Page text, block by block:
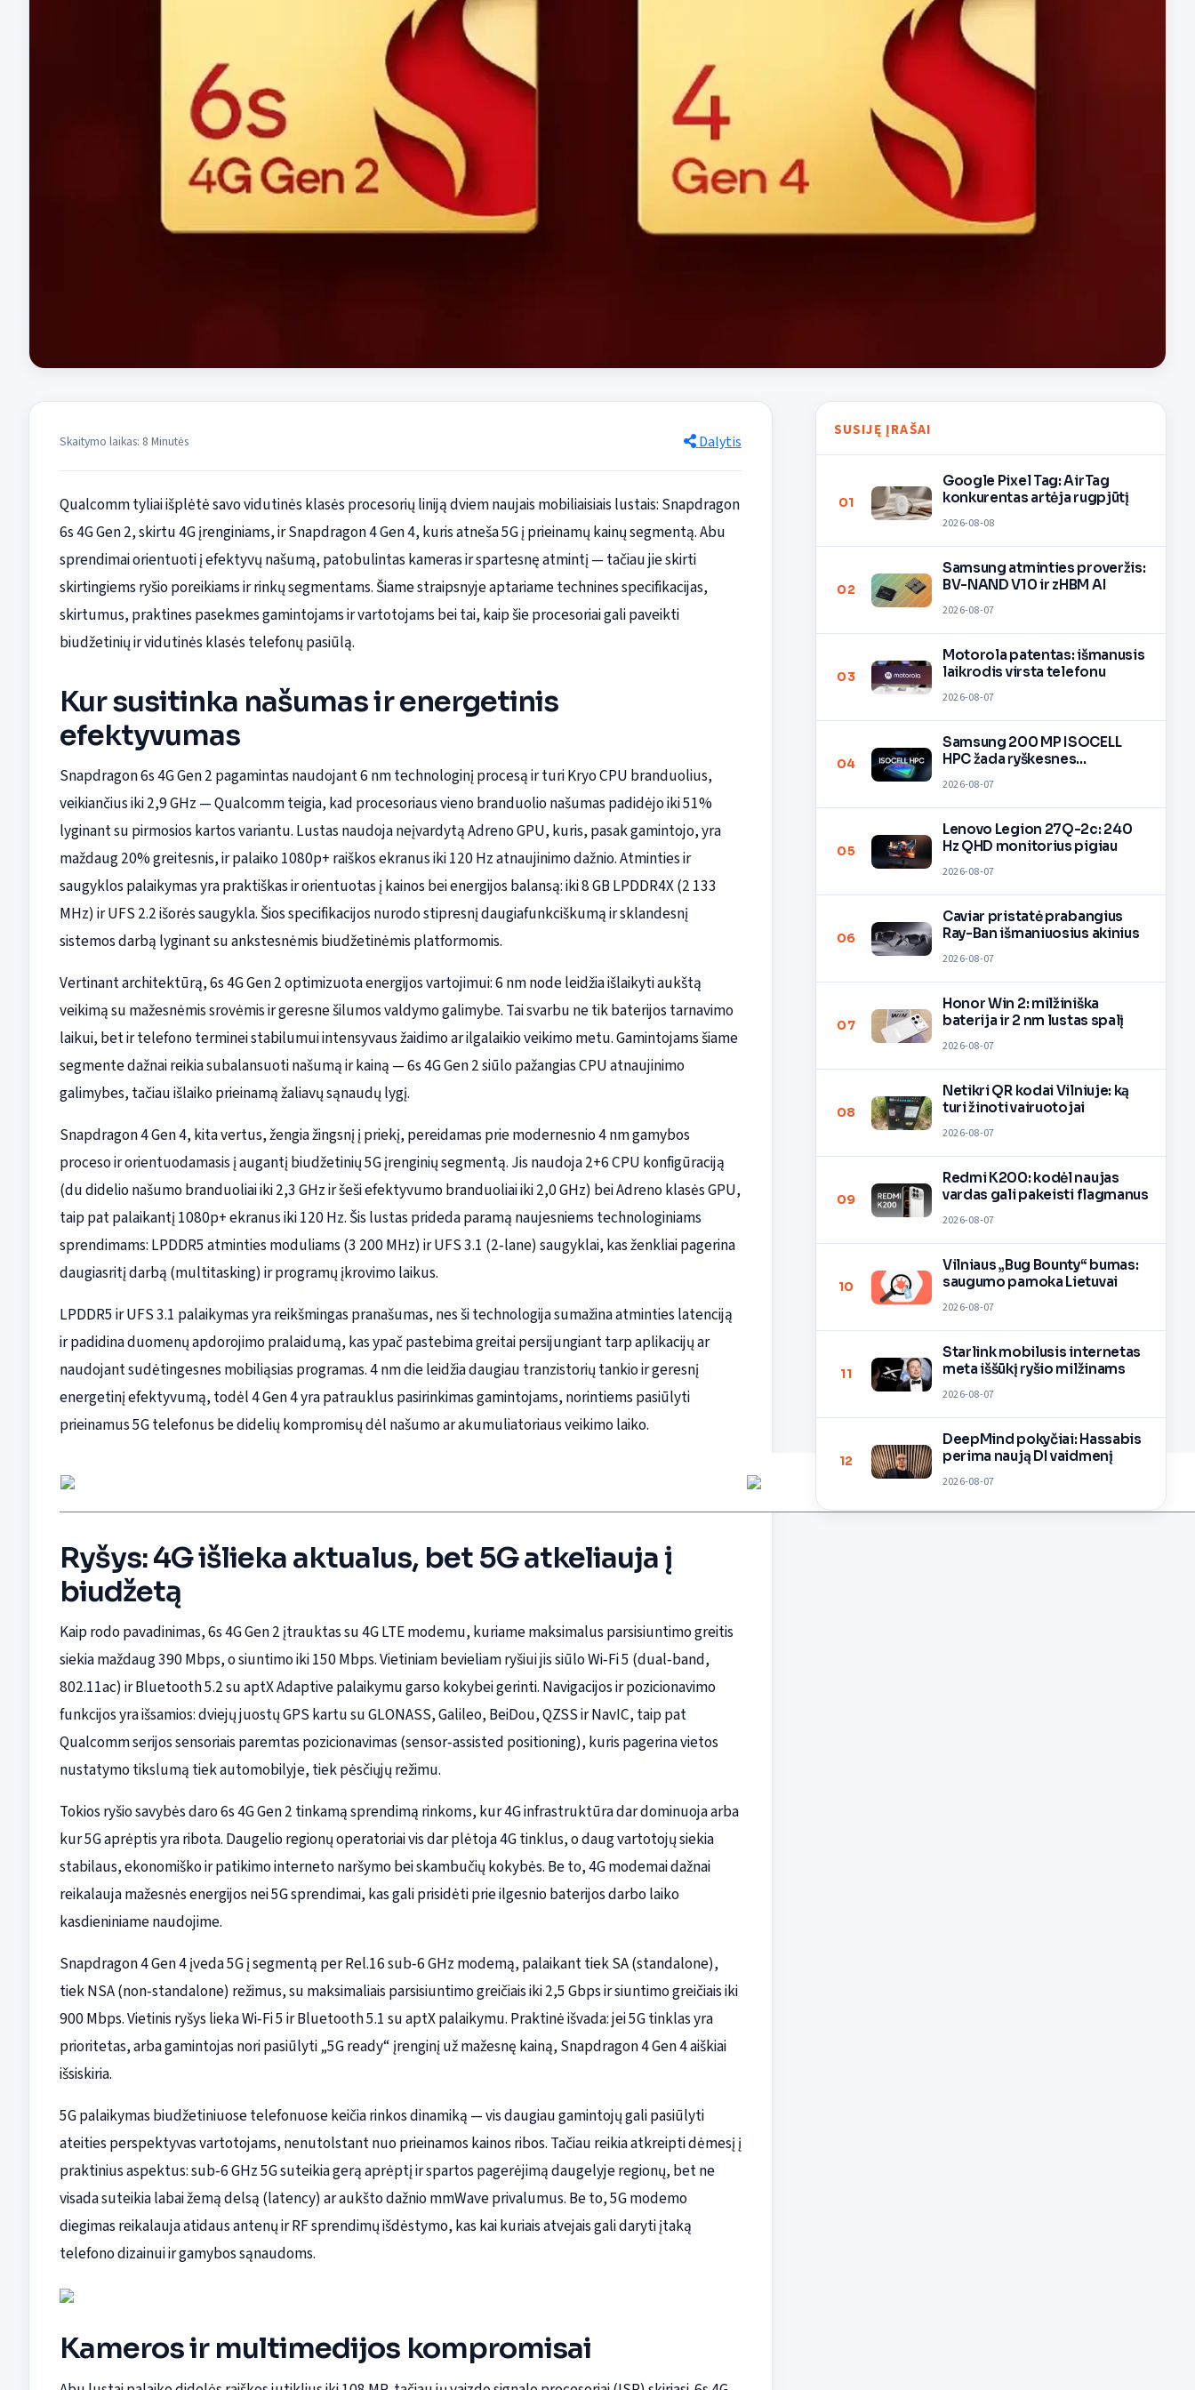
Skaitymo laikas: 8 Minutės Dalytis
Qualcomm tyliai išplėtė savo vidutinės klasės procesorių liniją dviem naujais mobiliaisiais lustais: Snapdragon
6s 4G Gen 2, skirtu 4G įrenginiams, ir Snapdragon 4 Gen 4, kuris atneša 5G į prieinamų kainų segmentą. Abu
sprendimai orientuoti į efektyvų našumą, patobulintas kameras ir spartesnę atmintį — tačiau jie skirti
skirtingiems ryšio poreikiams ir rinkų segmentams. Šiame straipsnyje aptariame technines specifikacijas,
skirtumus, praktines pasekmes gamintojams ir vartotojams bei tai, kaip šie procesoriai gali paveikti
biudžetinių ir vidutinės klasės telefonų pasiūlą.
Kur susitinka našumas ir energetinis
efektyvumas
Snapdragon 6s 4G Gen 2 pagamintas naudojant 6 nm technologinį procesą ir turi Kryo CPU branduolius,
veikiančius iki 2,9 GHz — Qualcomm teigia, kad procesoriaus vieno branduolio našumas padidėjo iki 51%
lyginant su pirmosios kartos variantu. Lustas naudoja neįvardytą Adreno GPU, kuris, pasak gamintojo, yra
maždaug 20% greitesnis, ir palaiko 1080p+ raiškos ekranus iki 120 Hz atnaujinimo dažnio. Atminties ir
saugyklos palaikymas yra praktiškas ir orientuotas į kainos bei energijos balansą: iki 8 GB LPDDR4X (2 133
MHz) ir UFS 2.2 išorės saugykla. Šios specifikacijos nurodo stipresnį daugiafunkciškumą ir sklandesnį
sistemos darbą lyginant su ankstesnėmis biudžetinėmis platformomis.
Vertinant architektūrą, 6s 4G Gen 2 optimizuota energijos vartojimui: 6 nm node leidžia išlaikyti aukštą
veikimą su mažesnėmis srovėmis ir geresne šilumos valdymo galimybe. Tai svarbu ne tik baterijos tarnavimo
laikui, bet ir telefono terminei stabilumui intensyvaus žaidimo ar ilgalaikio veikimo metu. Gamintojams šiame
segmente dažnai reikia subalansuoti našumą ir kainą — 6s 4G Gen 2 siūlo pažangias CPU atnaujinimo
galimybes, tačiau išlaiko prieinamą žaliavų sąnaudų lygį.
Snapdragon 4 Gen 4, kita vertus, žengia žingsnį į priekį, pereidamas prie modernesnio 4 nm gamybos
proceso ir orientuodamasis į augantį biudžetinių 5G įrenginių segmentą. Jis naudoja 2+6 CPU konfigūraciją
(du didelio našumo branduoliai iki 2,3 GHz ir šeši efektyvumo branduoliai iki 2,0 GHz) bei Adreno klasės GPU,
taip pat palaikantį 1080p+ ekranus iki 120 Hz. Šis lustas prideda paramą naujesniems technologiniams
sprendimams: LPDDR5 atminties moduliams (3 200 MHz) ir UFS 3.1 (2‑lane) saugyklai, kas ženkliai pagerina
daugiasritį darbą (multitasking) ir programų įkrovimo laikus.
LPDDR5 ir UFS 3.1 palaikymas yra reikšmingas pranašumas, nes ši technologija sumažina atminties latenciją
ir padidina duomenų apdorojimo pralaidumą, kas ypač pastebima greitai persijungiant tarp aplikacijų ar
naudojant sudėtingesnes mobiliąsias programas. 4 nm die leidžia daugiau tranzistorių tankio ir geresnį
energetinį efektyvumą, todėl 4 Gen 4 yra patrauklus pasirinkimas gamintojams, norintiems pasiūlyti
prieinamus 5G telefonus be didelių kompromisų dėl našumo ar akumuliatoriaus veikimo laiko.
Ryšys: 4G išlieka aktualus, bet 5G atkeliauja į
biudžetą
Kaip rodo pavadinimas, 6s 4G Gen 2 įtrauktas su 4G LTE modemu, kuriame maksimalus parsisiuntimo greitis
siekia maždaug 390 Mbps, o siuntimo iki 150 Mbps. Vietiniam bevieliam ryšiui jis siūlo Wi‑Fi 5 (dual‑band,
802.11ac) ir Bluetooth 5.2 su aptX Adaptive palaikymu garso kokybei gerinti. Navigacijos ir pozicionavimo
funkcijos yra išsamios: dviejų juostų GPS kartu su GLONASS, Galileo, BeiDou, QZSS ir NavIC, taip pat
Qualcomm serijos sensoriais paremtas pozicionavimas (sensor‑assisted positioning), kuris pagerina vietos
nustatymo tikslumą tiek automobilyje, tiek pėsčiųjų režimu.
Tokios ryšio savybės daro 6s 4G Gen 2 tinkamą sprendimą rinkoms, kur 4G infrastruktūra dar dominuoja arba
kur 5G aprėptis yra ribota. Daugelio regionų operatoriai vis dar plėtoja 4G tinklus, o daug vartotojų siekia
stabilaus, ekonomiško ir patikimo interneto naršymo bei skambučių kokybės. Be to, 4G modemai dažnai
reikalauja mažesnės energijos nei 5G sprendimai, kas gali prisidėti prie ilgesnio baterijos darbo laiko
kasdieniniame naudojime.
Snapdragon 4 Gen 4 įveda 5G į segmentą per Rel.16 sub‑6 GHz modemą, palaikant tiek SA (standalone),
tiek NSA (non‑standalone) režimus, su maksimaliais parsisiuntimo greičiais iki 2,5 Gbps ir siuntimo greičiais iki
900 Mbps. Vietinis ryšys lieka Wi‑Fi 5 ir Bluetooth 5.1 su aptX palaikymu. Praktinė išvada: jei 5G tinklas yra
prioritetas, arba gamintojas nori pasiūlyti „5G ready“ įrenginį už mažesnę kainą, Snapdragon 4 Gen 4 aiškiai
išsiskiria.
5G palaikymas biudžetiniuose telefonuose keičia rinkos dinamiką — vis daugiau gamintojų gali pasiūlyti
ateities perspektyvas vartotojams, nenutolstant nuo prieinamos kainos ribos. Tačiau reikia atkreipti dėmesį į
praktinius aspektus: sub‑6 GHz 5G suteikia gerą aprėptį ir spartos pagerėjimą daugelyje regionų, bet ne
visada suteikia labai žemą delsą (latency) ar aukšto dažnio mmWave privalumus. Be to, 5G modemo
diegimas reikalauja atidaus antenų ir RF sprendimų išdėstymo, kas kai kuriais atvejais gali daryti įtaką
telefono dizainui ir gamybos sąnaudoms.
Kameros ir multimedijos kompromisai
SUSIJĘ ĮRAŠAI
01
Google Pixel Tag: AirTag
konkurentas artėja rugpjūtį
2026-08-08
02
Samsung atminties proveržis:
BV-NAND V10 ir zHBM AI
2026-08-07
03
Motorola patentas: išmanusis
laikrodis virsta telefonu
2026-08-07
04
Samsung 200 MP ISOCELL
HPC žada ryškesnes
2026-08-07
05
Lenovo Legion 27Q-2c: 240
Hz QHD monitorius pigiau
2026-08-07
06
Caviar pristatė prabangius
Ray-Ban išmaniuosius akinius
2026-08-07
07
Honor Win 2: milžiniška
baterija ir 2 nm lustas spalį
2026-08-07
08
Netikri QR kodai Vilniuje: ką
turi žinoti vairuotojai
2026-08-07
09
Redmi K200: kodėl naujas
vardas gali pakeisti flagmanus
2026-08-07
10
Vilniaus „Bug Bounty“ bumas:
saugumo pamoka Lietuvai
2026-08-07
11
Starlink mobilusis internetas
meta iššūkį ryšio milžinams
2026-08-07
12
DeepMind pokyčiai: Hassabis
perima naują DI vaidmenį
2026-08-07